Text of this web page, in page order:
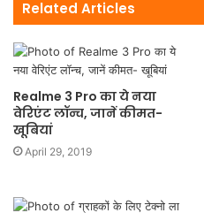
Related Articles
Realme 3 Pro का ये नया
वेरिएंट लॉन्च, जानें कीमत-
खूबियां
April 29, 2019